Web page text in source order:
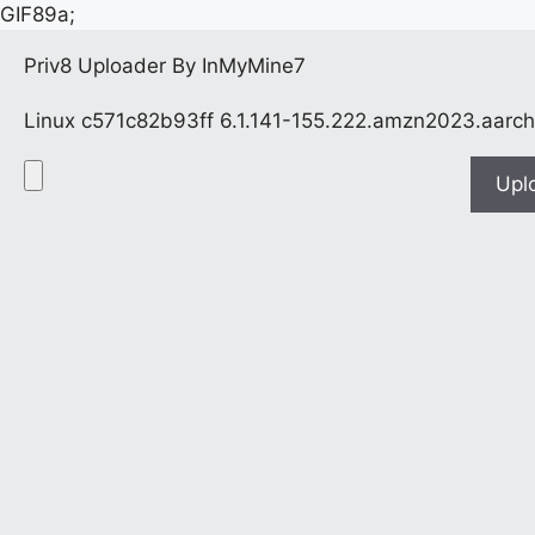
GIF89a;
Priv8 Uploader By InMyMine7